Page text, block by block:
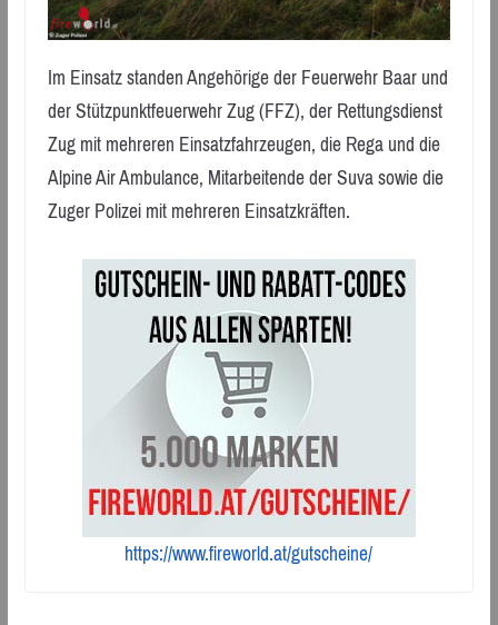
Im Einsatz standen Angehörige der Feuerwehr Baar und
der Stützpunktfeuerwehr Zug (FFZ), der Rettungsdienst
Zug mit mehreren Einsatzfahrzeugen, die Rega und die
Alpine Air Ambulance, Mitarbeitende der Suva sowie die
Zuger Polizei mit mehreren Einsatzkräften.
https://www.fireworld.at/gutscheine/